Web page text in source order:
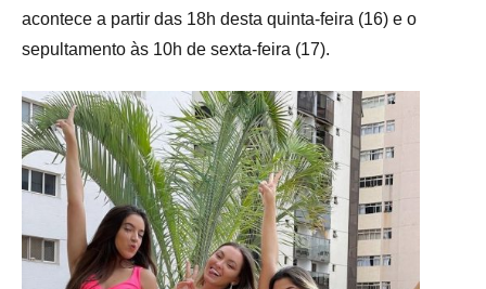
acontece a partir das 18h desta quinta-feira (16) e o
sepultamento às 10h de sexta-feira (17).